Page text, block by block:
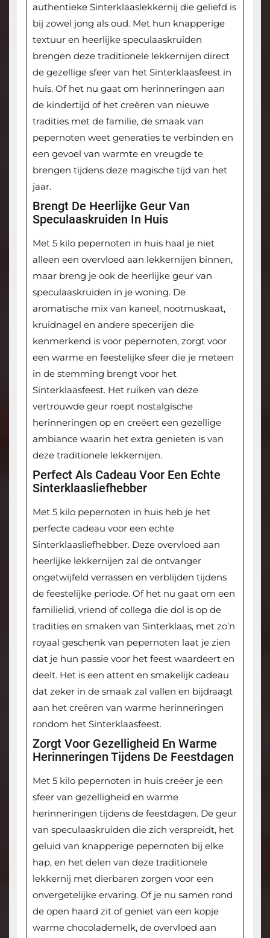
authentieke Sinterklaaslekkernij die geliefd is
bij zowel jong als oud. Met hun knapperige
textuur en heerlijke speculaaskruiden
brengen deze traditionele lekkernijen direct
de gezellige sfeer van het Sinterklaasfeest in
huis. Of het nu gaat om herinneringen aan
de kindertijd of het creëren van nieuwe
tradities met de familie, de smaak van
pepernoten weet generaties te verbinden en
een gevoel van warmte en vreugde te
brengen tijdens deze magische tijd van het
jaar.
Brengt De Heerlijke Geur Van
Speculaaskruiden In Huis
Met 5 kilo pepernoten in huis haal je niet
alleen een overvloed aan lekkernijen binnen,
maar breng je ook de heerlijke geur van
speculaaskruiden in je woning. De
aromatische mix van kaneel, nootmuskaat,
kruidnagel en andere specerijen die
kenmerkend is voor pepernoten, zorgt voor
een warme en feestelijke sfeer die je meteen
in de stemming brengt voor het
Sinterklaasfeest. Het ruiken van deze
vertrouwde geur roept nostalgische
herinneringen op en creëert een gezellige
ambiance waarin het extra genieten is van
deze traditionele lekkernijen.
Perfect Als Cadeau Voor Een Echte
Sinterklaasliefhebber
Met 5 kilo pepernoten in huis heb je het
perfecte cadeau voor een echte
Sinterklaasliefhebber. Deze overvloed aan
heerlijke lekkernijen zal de ontvanger
ongetwijfeld verrassen en verblijden tijdens
de feestelijke periode. Of het nu gaat om een
familielid, vriend of collega die dol is op de
tradities en smaken van Sinterklaas, met zo’n
royaal geschenk van pepernoten laat je zien
dat je hun passie voor het feest waardeert en
deelt. Het is een attent en smakelijk cadeau
dat zeker in de smaak zal vallen en bijdraagt
aan het creëren van warme herinneringen
rondom het Sinterklaasfeest.
Zorgt Voor Gezelligheid En Warme
Herinneringen Tijdens De Feestdagen
Met 5 kilo pepernoten in huis creëer je een
sfeer van gezelligheid en warme
herinneringen tijdens de feestdagen. De geur
van speculaaskruiden die zich verspreidt, het
geluid van knapperige pepernoten bij elke
hap, en het delen van deze traditionele
lekkernij met dierbaren zorgen voor een
onvergetelijke ervaring. Of je nu samen rond
de open haard zit of geniet van een kopje
warme chocolademelk, de overvloed aan